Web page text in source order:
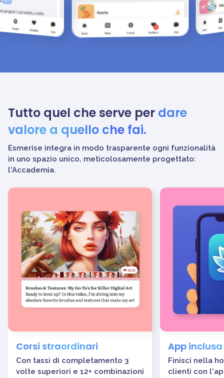
Tutto quel che serve per dare
valore a quello che fai.
Esmerise integra in modo trasparente ogni funzionalità
in uno spazio unico, meticolosamente progettato:
l'Accademia.
Corsi straordinari
Con tassi di completamento 3
volte superiori e 12+ combinazioni
App inclusa
Finisci nella
clienti con